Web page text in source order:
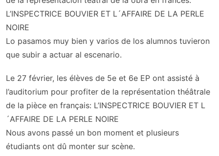
L’INSPECTRICE BOUVIER ET L´AFFAIRE DE LA PERLE
NOIRE
Lo pasamos muy bien y varios de los alumnos tuvieron
que subir a actuar al escenario.
Le 27 février, les élèves de 5e et 6e EP ont assisté à
l’auditorium pour profiter de la représentation théâtrale
de la pièce en français: L’INSPECTRICE BOUVIER ET L
´AFFAIRE DE LA PERLE NOIRE
Nous avons passé un bon moment et plusieurs
étudiants ont dû monter sur scène.